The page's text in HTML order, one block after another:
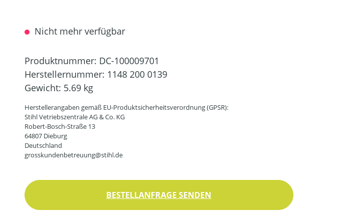
Nicht mehr verfügbar
Produktnummer: DC-100009701
Herstellernummer: 1148 200 0139
Gewicht: 5.69 kg
Herstellerangaben gemäß EU-Produktsicherheitsverordnung (GPSR):
Stihl Vetriebszentrale AG & Co. KG
Robert-Bosch-Straße 13
64807 Dieburg
Deutschland
grosskundenbetreuung@stihl.de
BESTELLANFRAGE SENDEN